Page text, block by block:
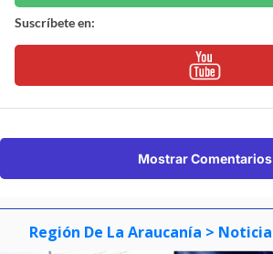
Suscríbete en:
Mostrar Comentarios
Región De La Araucanía > Noticia